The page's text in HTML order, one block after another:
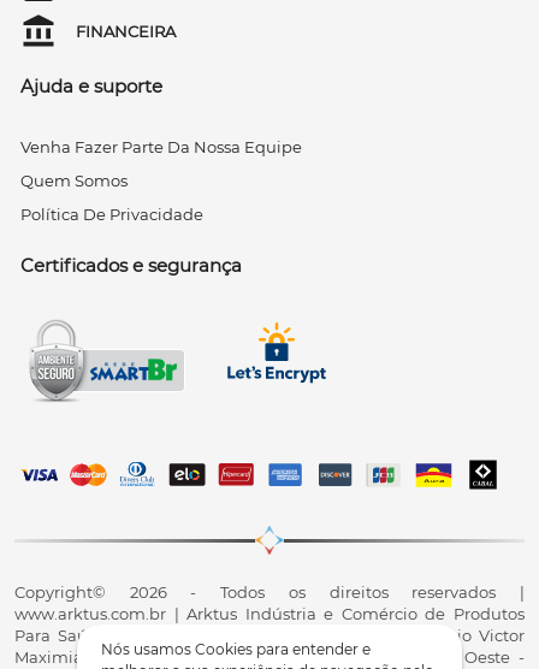
Nós usamos Cookies para entender e
FINANCEIRA
Ajuda e suporte
Venha Fazer Parte Da Nossa Equipe
Quem Somos
Política De Privacidade
Certificados e segurança
Copyright© 2026 - Todos os direitos reservados |
www.arktus.com.br | Arktus Indústria e Comércio de Produtos
Para Saúde Ltda | CNPJ: 01.417.367/0001-78 | R. Antônio Victor
Maximiano, 107, Parque Industrial II, Santa Tereza do Oeste -